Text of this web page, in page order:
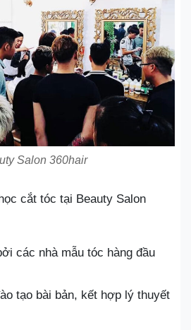
Salon 360hair
cắt tóc tại Beauty Salon
các nhà mẫu tóc hàng đầu
tạo bài bản, kết hợp lý thuyết